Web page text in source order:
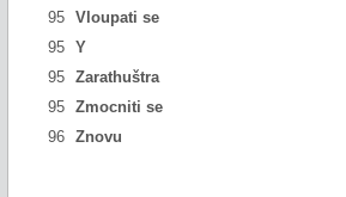
95
Vloupati se
95
Y
95
Zarathuštra
95
Zmocniti se
96
Znovu